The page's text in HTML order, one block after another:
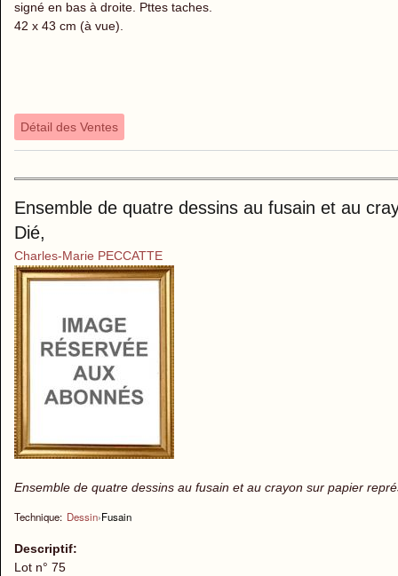
signé en bas à droite. Pttes taches.
42 x 43 cm (à vue).
Détail des Ventes
Ensemble de quatre dessins au fusain et au
Dié,
Charles-Marie PECCATTE
Ensemble de quatre dessins au fusain et au crayon sur papier
Technique: Dessin›Fusain
Descriptif:
Lot n° 75